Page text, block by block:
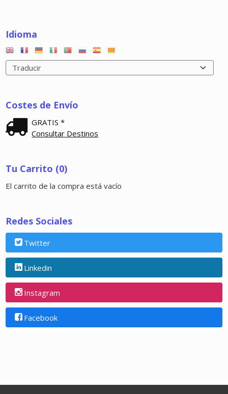
Idioma
Costes de Envío
GRATIS *
Consultar Destinos
Tu Carrito (0)
El carrito de la compra está vacío
Redes Sociales
Twitter
Linkedin
Instagram
Facebook